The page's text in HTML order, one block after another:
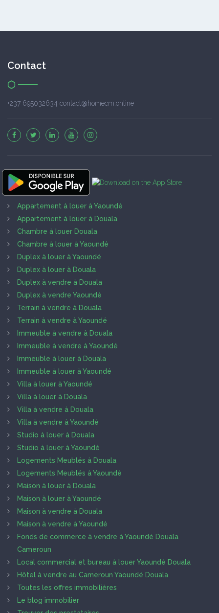
Contact
+237 695032634 contact@homecm.online
Appartement à louer à Yaoundé
Appartement à louer à Douala
Chambre à louer Douala
Chambre à louer à Yaoundé
Duplex à louer à Yaoundé
Duplex à louer à Douala
Duplex à vendre à Douala
Duplex à vendre Yaoundé
Terrain à vendre à Douala
Terrain à vendre à Yaoundé
Immeuble à vendre à Douala
Immeuble à vendre à Yaoundé
Immeuble à louer à Douala
Immeuble à louer à Yaoundé
Villa à louer à Yaoundé
Villa à louer à Douala
Villa à vendre à Douala
Villa à vendre à Yaoundé
Studio à louer à Douala
Studio à louer à Yaoundé
Logements Meublés à Douala
Logements Meublés à Yaoundé
Maison à louer à Douala
Maison à louer à Yaoundé
Maison à vendre à Douala
Maison à vendre à Yaoundé
Fonds de commerce à vendre à Yaoundé Douala
Cameroun
Local commercial et bureau à louer Yaoundé Douala
Hôtel à vendre au Cameroun Yaoundé Douala
Toutes les offres immobilières
Le blog immobilier